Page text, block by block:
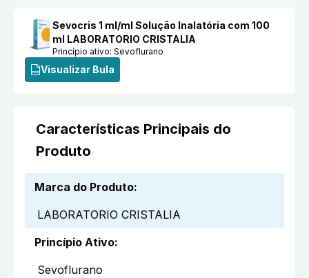
Sevocris 1 ml/ml Solução Inalatória com 100
ml LABORATORIO CRISTALIA
Princípio ativo:Sevoflurano
Visualizar Bula
Características Principais do
Produto
Marca do Produto:
LABORATORIO CRISTALIA
Princípio Ativo:
Sevoflurano